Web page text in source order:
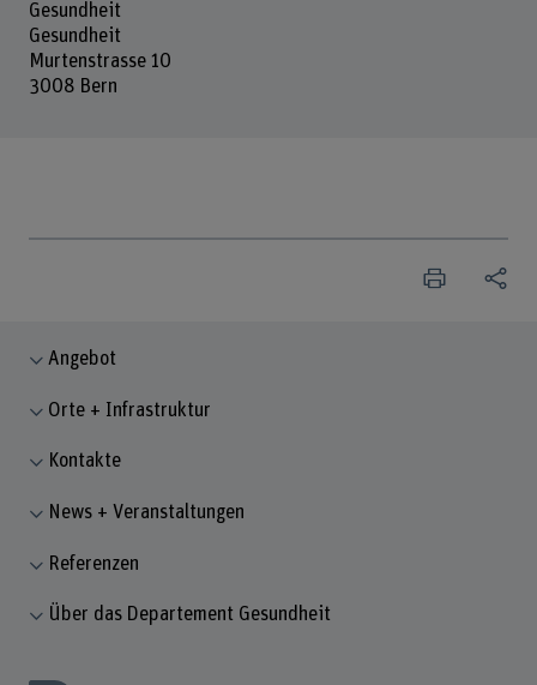
Gesundheit
Gesundheit
Murtenstrasse 10
3008 Bern
Angebot
Orte + Infrastruktur
Kontakte
News + Veranstaltungen
Referenzen
Über das Departement Gesundheit